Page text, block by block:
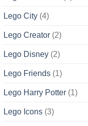
Lego City(4)
Lego Creator(2)
Lego Disney(2)
Lego Friends(1)
Lego Harry Potter(1)
Lego Icons(3)